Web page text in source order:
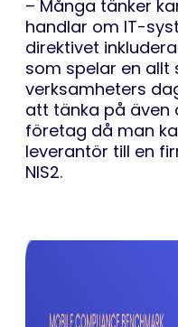
– Många tänker
handlar om IT-
direktivet
som spelar en allt
verksamheters
att tänka på även
företag då man
leverantör till en
NIS2.